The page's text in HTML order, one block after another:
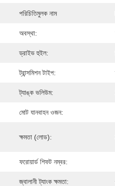
পরিচিতিমুলক নাম
অবস্থা:
ড্রাইভ হুইল:
ট্রান্সমিশন টাইপ:
ট্যাঙ্ক ভলিউম:
মোট যানবাহন ওজন:
ক্ষমতা (লোড):
ফরোয়ার্ড শিফট নম্বর:
জ্বালানী ট্যাংক ক্ষমতা: